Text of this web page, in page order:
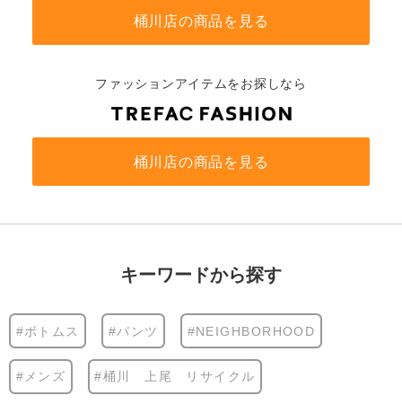
桶川店の商品を見る
ファッションアイテムをお探しなら
桶川店の商品を見る
キーワードから探す
#ボトムス #パンツ #NEIGHBORHOOD
#メンズ #桶川 上尾 リサイクル